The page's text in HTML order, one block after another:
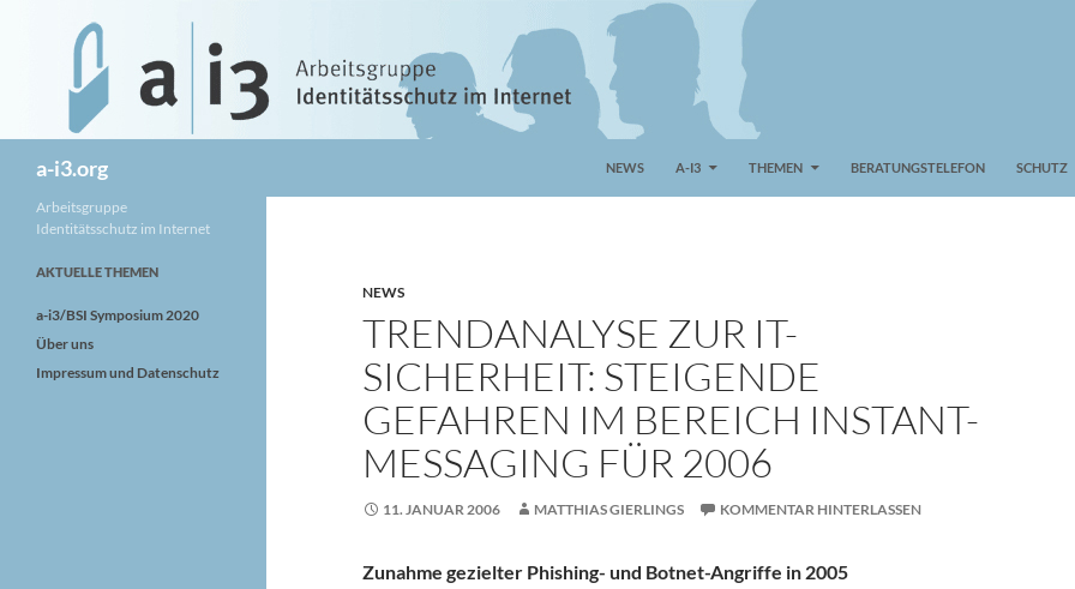
a-i3.org NEWS A-I3 THEMEN BERATUNGSTELEFON SCHUTZ
NEWS
TRENDANALYSE ZUR IT-
SICHERHEIT: STEIGENDE
GEFAHREN IM BEREICH INSTANT-
MESSAGING FÜR 2006
11. JANUAR 2006 MATTHIAS GIERLINGS KOMMENTAR HINTERLASSEN
Zunahme gezielter Phishing- und Botnet-Angriffe in 2005
Arbeitsgruppe
Identitätsschutz im Internet
AKTUELLE THEMEN
a-i3/BSI Symposium 2020
Über uns
Impressum und Datenschutz